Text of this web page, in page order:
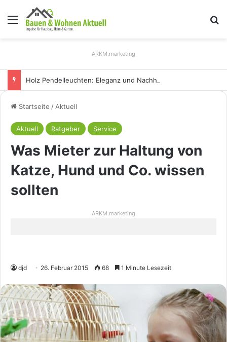
Menü
ARKM.marketing
Startseite / Aktuell
Aktuell Ratgeber Service
Was Mieter zur Haltung von
Katze, Hund und Co. wissen
sollten
ARKM.marketing
djd 26. Februar 2015 68 1 Minute Lesezeit